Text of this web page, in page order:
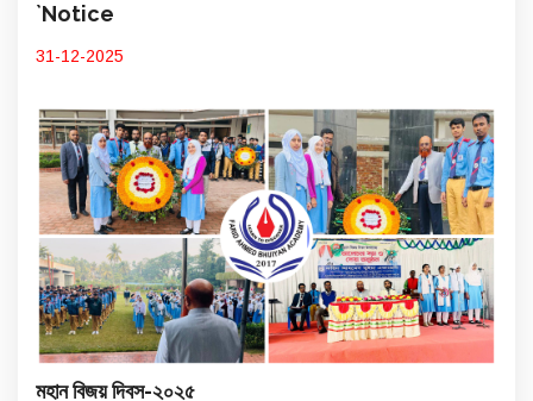
`Notice
31-12-2025
মহান বিজয় দিবস-২০২৫